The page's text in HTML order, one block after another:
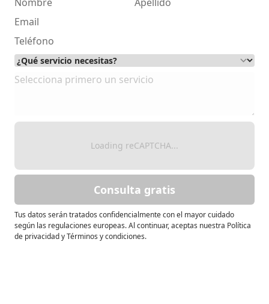
Loading reCAPTCHA...
Consulta gratis
Tus datos serán tratados confidencialmente con el mayor cuidado
según las regulaciones europeas. Al continuar, aceptas nuestra Política
de privacidad y Términos y condiciones.